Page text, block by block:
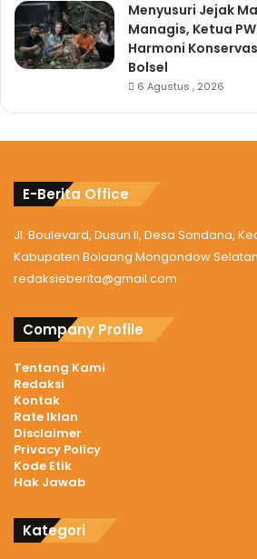
Menyusuri Jejak
Managis, Ketua
Harmoni
Bolsel
6 Agustus , 2026
E-Berita Office
Jl. Boulevard, Dusun II, Desa Sondana,
Kabupaten Bolaang Mongondow
redaksieberita@gmail.com
Company Profile
Tentang Kami
Redaksi
Kontak
Rate Iklan
Disclaimer
Privacy Policy
Kode Etik
Hak Jawab
Kategori